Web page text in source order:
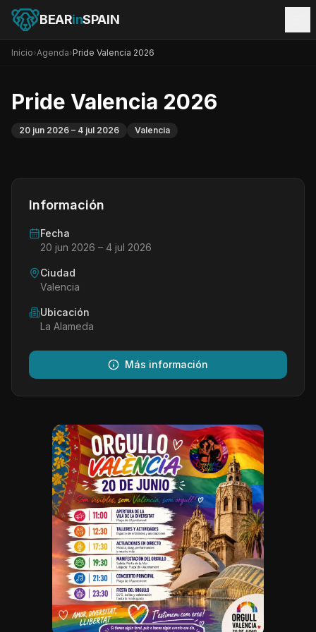
BEARinSPAIN
Inicio›Agenda›Pride Valencia 2026
Pride Valencia 2026
20 jun 2026 – 4 jul 2026 Valencia
Información
Fecha
20 jun 2026 – 4 jul 2026
Ciudad
Valencia
Ubicación
La Alameda
Más información